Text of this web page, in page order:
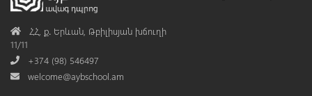
AddressՀՀ, ք․ Երևան, Թբիլիսյան խճուղի
11/11
Phone+374 (98) 546497
Mail
welcome@aybschool.am